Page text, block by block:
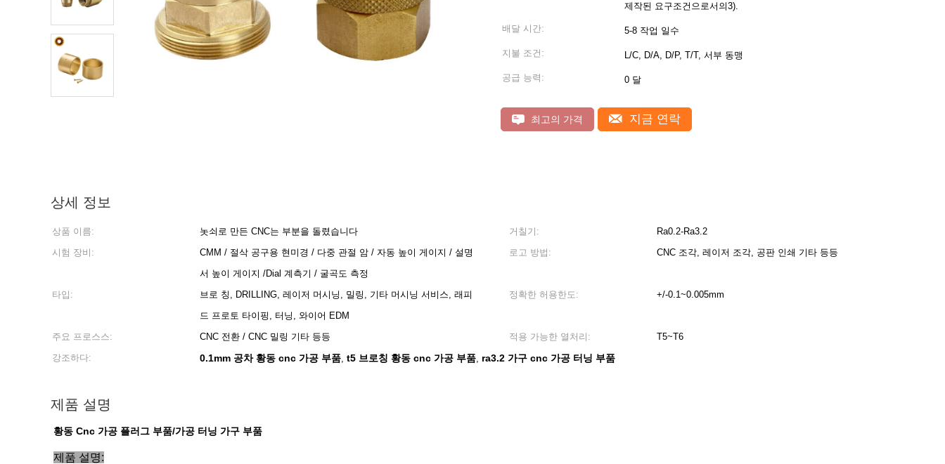
제작된 요구조건으로서의3).
배달 시간: 5-8 작업 일수
지불 조건: L/C, D/A, D/P, T/T, 서부 동맹
공급 능력: 0 달
최고의 가격 지금 연락
상세 정보
상품 이름: 놋쇠로 만든 CNC는 부분을 돌렸습니다 거칠기:
Ra0.2-Ra3.2
시험 장비:
CMM / 절삭 공구용 현미경 / 다중 관절 암 / 자동 높이 게이지 / 설명
서 높이 게이지 /Dial 계측기 / 굴곡도 측정
로고 방법: CNC 조각, 레이저 조각, 공판 인쇄 기타 등등
타입:
브로 칭, DRILLING, 레이저 머시닝, 밀링, 기타 머시닝 서비스, 래피
드 프로토 타이핑, 터닝, 와이어 EDM
정확한 허용한도: +/-0.1~0.005mm
주요 프로스스: CNC 전환 / CNC 밀링 기타 등등 적용 가능한 열처리:
T5~T6
강조하다:
0.1mm 공차 황동 cnc 가공 부품, t5 브로칭 황동 cnc 가공 부품, ra3.2 가구 cnc 가공 터닝 부품
제품 설명
황동 Cnc 가공 플러그 부품/가공 터닝 가구 부품
제품 설명: